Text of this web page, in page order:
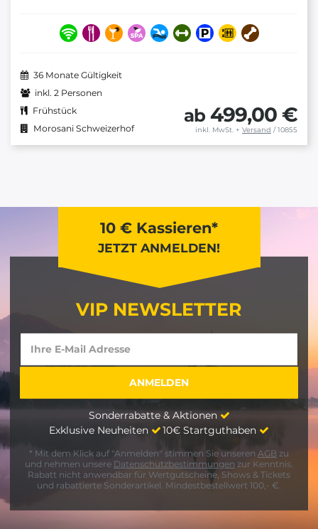
36 Monate Gültigkeit
inkl. 2 Personen
Frühstück
Morosani Schweizerhof
ab 499,00 €
inkl. MwSt. + Versand / 10855
10 € Kassieren*
JETZT ANMELDEN!
VIP NEWSLETTER
Sonderrabatte & Aktionen
Exklusive Neuheiten
10€ Startguthaben
* Mit dem Klick auf "Anmelden" stimmen Sie unseren AGB zu
und nehmen unsere Datenschutzbestimmungen zur Kenntnis.
Rabatt nicht anwendbar für Wertgutscheine, Shows & Tickets
und rabattierte Sonderartikel. Mindestbestellwert 100,- €.